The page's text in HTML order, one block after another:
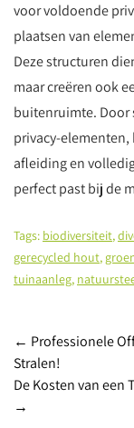
voor voldoende
plaatsen van
Deze structuren
maar creëren ook
buitenruimte. Door
privacy-
afleiding en
perfect past bij de
Tags: biodiversiteit,
gerecycled hout,
tuinaanleg,
← Professionele
Stralen!
De Kosten van een
→